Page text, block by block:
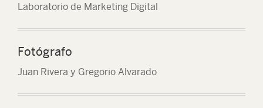
Laboratorio de Marketing Digital
Fotógrafo
Juan Rivera y Gregorio Alvarado